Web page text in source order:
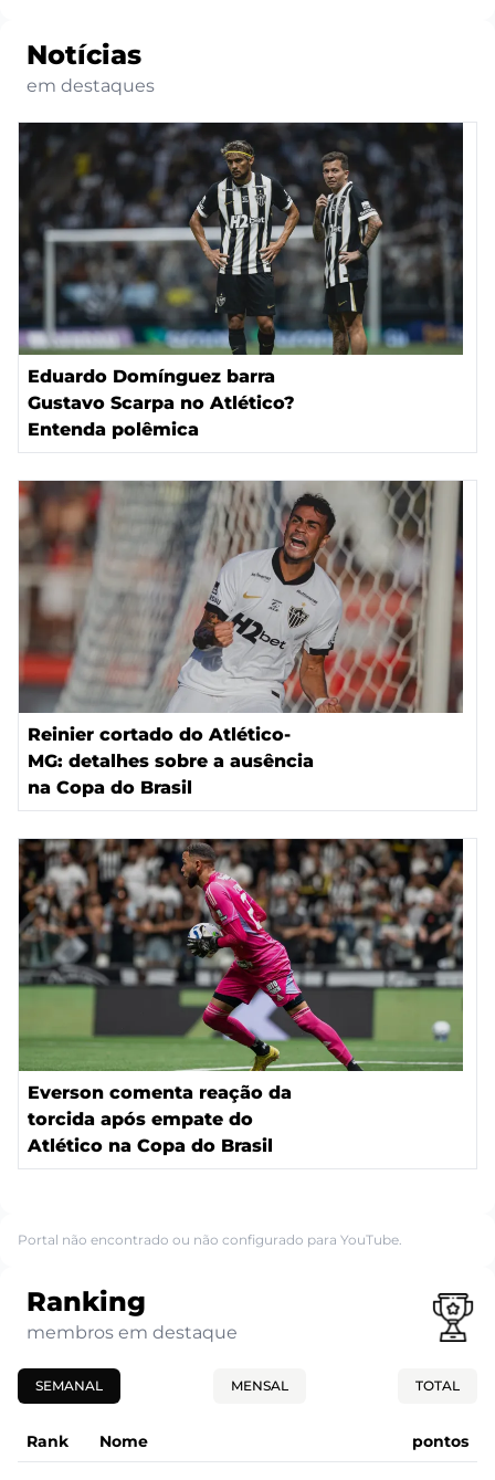
Notícias
em destaques
Eduardo Domínguez barra
Gustavo Scarpa no Atlético?
Entenda polêmica
Reinier cortado do Atlético-
MG: detalhes sobre a ausência
na Copa do Brasil
Everson comenta reação da
torcida após empate do
Atlético na Copa do Brasil
Portal não encontrado ou não configurado para YouTube.
Ranking
membros em destaque
SEMANAL MENSAL TOTAL
Rank Nome pontos